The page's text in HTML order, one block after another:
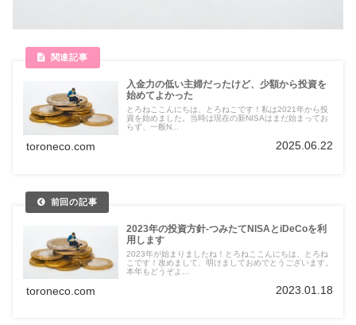
入金力の低い主婦だったけど、少額から投資を
始めてよかった
とろねここんにちは、とろねこです！私は2021年から投
資を始めました。当時は現在の新NISAはまだ始まってお
らず、一般N...
toroneco.com 2025.06.22
2023年の投資方針-つみたてNISAとiDeCoを利
用します
2023年が始まりましたね！とろねここんにちは、とろね
こです！改めまして、明けましておめでとうございます。
本年もどうぞよ...
toroneco.com 2023.01.18